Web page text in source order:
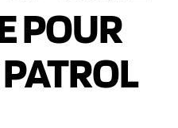
POUR